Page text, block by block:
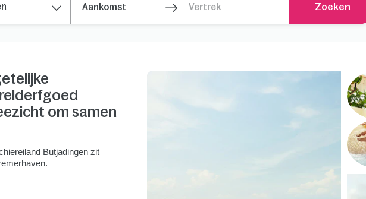
Zoeken
om samen
Butjadingen zit